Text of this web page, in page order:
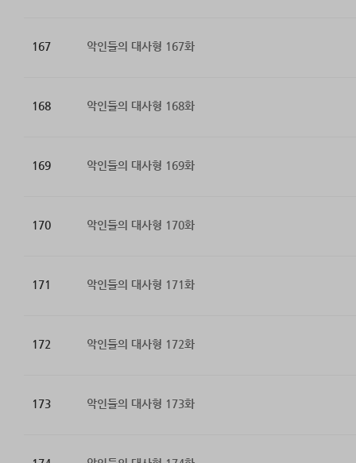
167 악인들의 대사형 167화
168 악인들의 대사형 168화
169 악인들의 대사형 169화
170 악인들의 대사형 170화
171 악인들의 대사형 171화
172 악인들의 대사형 172화
173 악인들의 대사형 173화